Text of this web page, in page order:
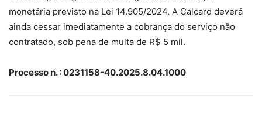
monetária previsto na Lei 14.905/2024. A Calcard deverá
ainda cessar imediatamente a cobrança do serviço não
contratado, sob pena de multa de R$ 5 mil.
Processo n. : 0231158-40.2025.8.04.1000